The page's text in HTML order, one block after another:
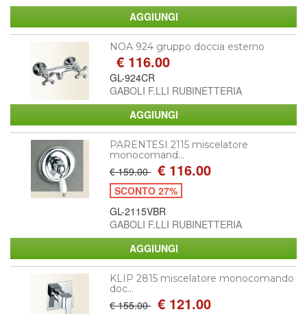
NOA 924 gruppo doccia esterno
€ 116.00
GL-924CR
GABOLI F.LLI RUBINETTERIA
PARENTESI 2115 miscelatore
monocomand...
€ 159.00 € 116.00
SCONTO 27%
GL-2115VBR
GABOLI F.LLI RUBINETTERIA
KLIP 2815 miscelatore monocomando
doc...
€ 155.00 € 121.00